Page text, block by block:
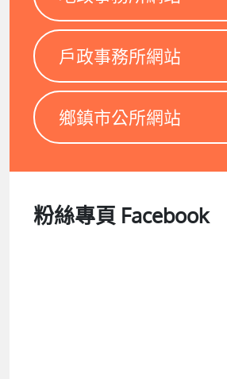
戶政事務所網站
鄉鎮市公所網站
粉絲專頁 Facebook